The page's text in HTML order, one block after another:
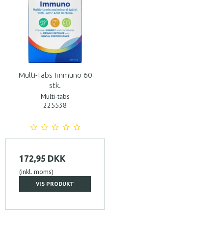
Multi-Tabs Immuno 60
stk.
Multi-tabs
225538
172,95 DKK
(inkl. moms)
VIS PRODUKT